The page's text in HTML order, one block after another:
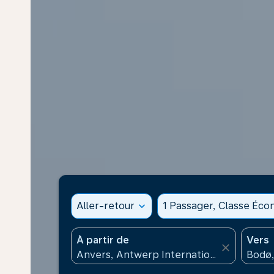
Aller-retour expand_more 1 Passager, Classe
À partir de
close
Vers